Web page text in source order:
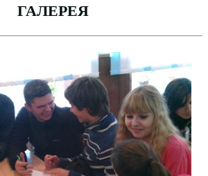
ГАЛЕРЕЯ